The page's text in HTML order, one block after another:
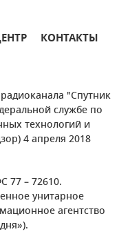
КОНТАКТЫ
"Спутник
службе по
технологий и
4 апреля 2018
77 – 72610.
унитарное
агентство